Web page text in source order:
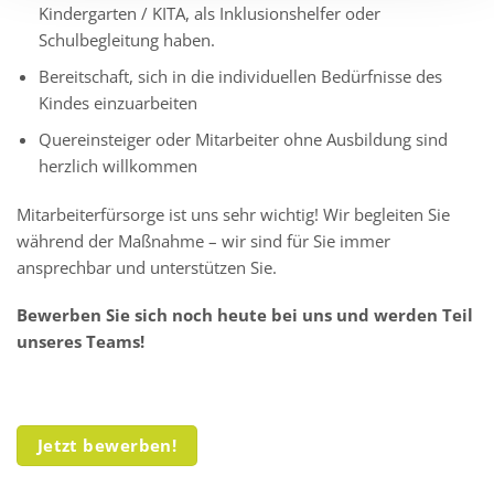
Kindergarten / KITA, als Inklusionshelfer oder
Schulbegleitung haben.
Bereitschaft, sich in die individuellen Bedürfnisse des
Kindes einzuarbeiten
Quereinsteiger oder Mitarbeiter ohne Ausbildung sind
herzlich willkommen
Mitarbeiterfürsorge ist uns sehr wichtig! Wir begleiten Sie
während der Maßnahme – wir sind für Sie immer
ansprechbar und unterstützen Sie.
Bewerben Sie sich noch heute bei uns und werden Teil
unseres Teams!
Jetzt bewerben!